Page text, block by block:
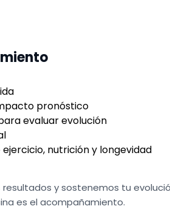
pronóstico
evaluar evolución
nutrición y longevidad
y sostenemos tu
es el acompañamiento.